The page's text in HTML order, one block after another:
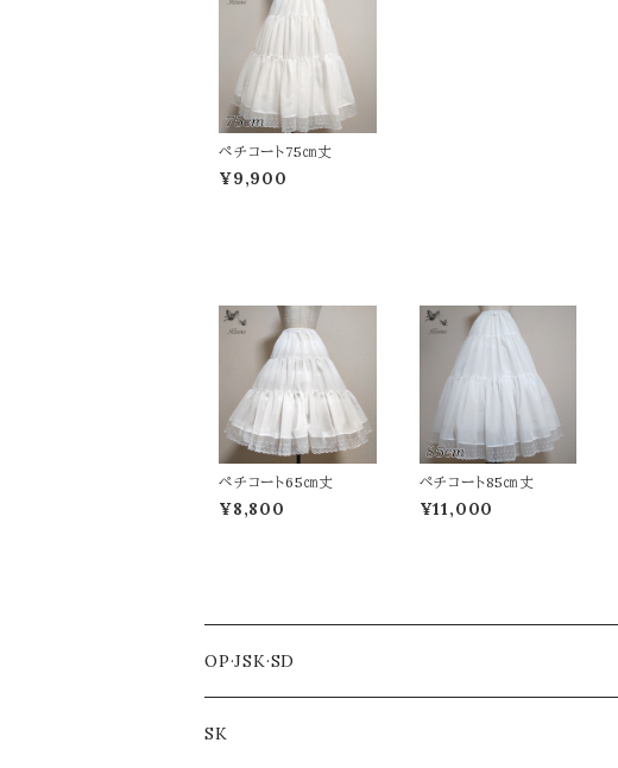
ペチコート75㎝丈
¥9,900
ペチコート65㎝丈
¥8,800
ペチコート85㎝丈
¥11,000
OP·JSK·SD
SK